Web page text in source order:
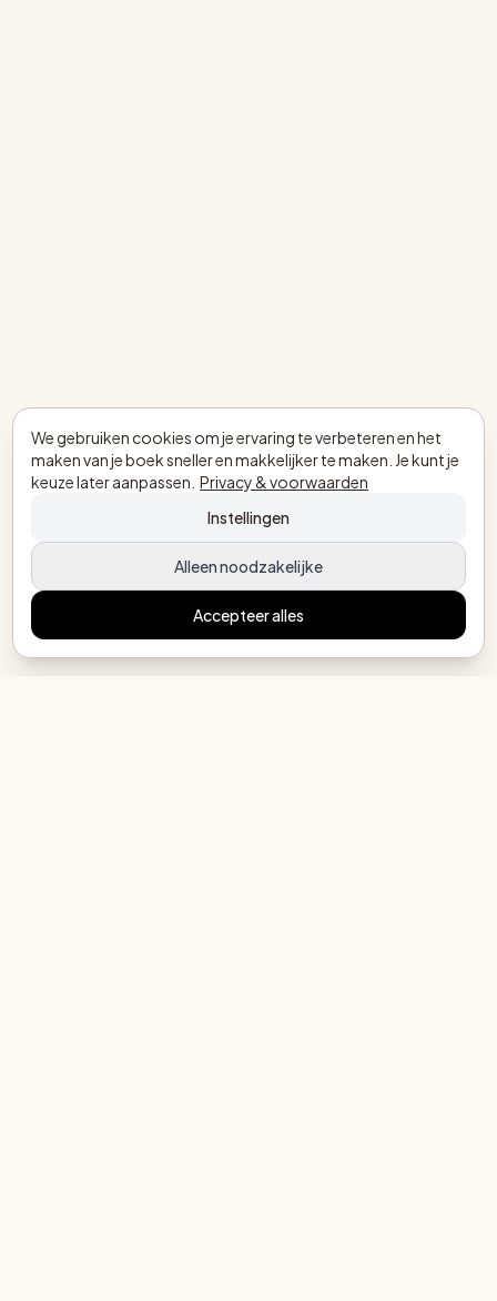
We gebruiken cookies om je ervaring te verbeteren en het
maken van je boek sneller en makkelijker te maken. Je kunt je
keuze later aanpassen. Privacy & voorwaarden
Instellingen
Alleen noodzakelijke
Accepteer alles